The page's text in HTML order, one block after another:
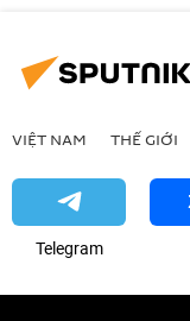
VIỆT NAM THẾ GIỚI
Telegram